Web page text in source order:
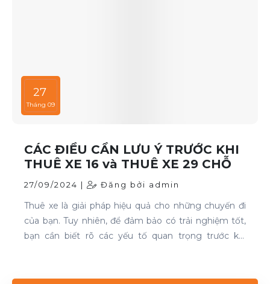
27
Tháng 09
CÁC ĐIỀU CẦN LƯU Ý TRƯỚC KHI
THUÊ XE 16 và THUÊ XE 29 CHỖ
27/09/2024 | Đăng bởi admin
Thuê xe là giải pháp hiệu quả cho những chuyến đi
của bạn. Tuy nhiên, để đảm bảo có trải nghiệm tốt,
bạn cần biết rõ các yếu tố quan trọng trước khi
dịch vụ thuê xe uy tín, hãy liên hệ với Thuê xe Phong